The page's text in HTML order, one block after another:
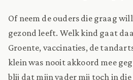
Of neem de ouders die graag
gezond leeft. Welk kind gaat
Groente, vaccinaties, de
klein was nooit akkoord mee
blij dat mijn vader mij toch in